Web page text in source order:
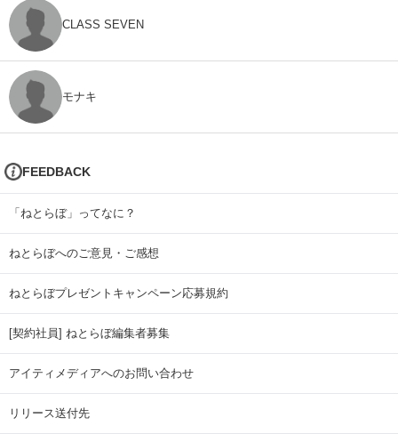
CLASS SEVEN
モナキ
FEEDBACK
「ねとらぼ」ってなに？
ねとらぼへのご意見・ご感想
ねとらぼプレゼントキャンペーン応募規約
[契約社員] ねとらぼ編集者募集
アイティメディアへのお問い合わせ
リリース送付先